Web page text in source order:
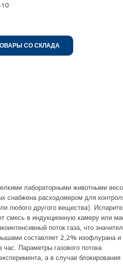
СО СКЛАДА
лабораторными животными
снабжена расходомером для
любого другого вещества).
смесь в индукционную камеру или
поток газа, что
составляет 2,2% изофлурана
Параметры газового потока
а в случае блокирования